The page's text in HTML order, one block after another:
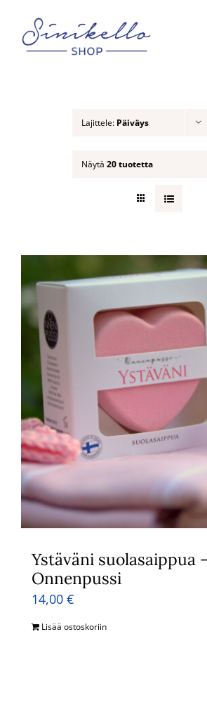
content
Lajittele: Päiväys
Näytä 20 tuotetta
Ystäväni suolasaippua
Onnenpussi
14,00 €
Lisää ostoskoriin